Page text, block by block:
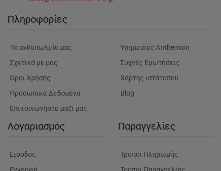
Πληροφορίες
Tο ανθοπωλείο μας
Σχετικά με μας
Όροι Χρήσης
Προσωπικά Δεδομένα
Επικοινωνήστε μαζί μας
Υπηρεσίες Anthemion
Συχνές Ερωτήσεις
Χάρτης ιστότοπου
Blog
Λογαριασμός
Είσοδος
Παραγγελίες
Τρόποι Πληρωμής